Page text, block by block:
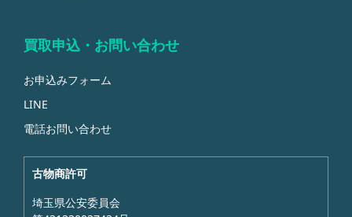
買取申込・お問い合わせ
お申込みフォーム
LINE
電話お問い合わせ
古物商許可
埼玉県公安委員会